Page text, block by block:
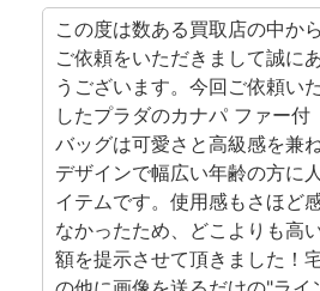
この度は数ある買取店の中か
ご依頼をいただきまして誠に
うございます。今回ご依頼い
したプラダのカナパ ファー付
バッグは可愛さと高級感を兼
デザインで幅広い年齢の方に
イテムです。使用感もさほど
なかったため、どこよりも高
額を提示させて頂きました！